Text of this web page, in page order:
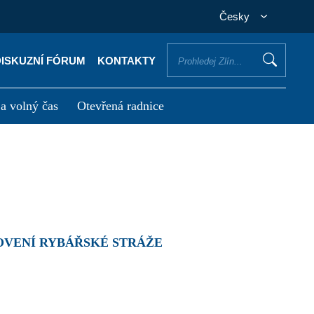
Česky
FÓRUM KONTAKTY
volný čas Otevřená radnice
RYBÁŘSKÉ STRÁŽE